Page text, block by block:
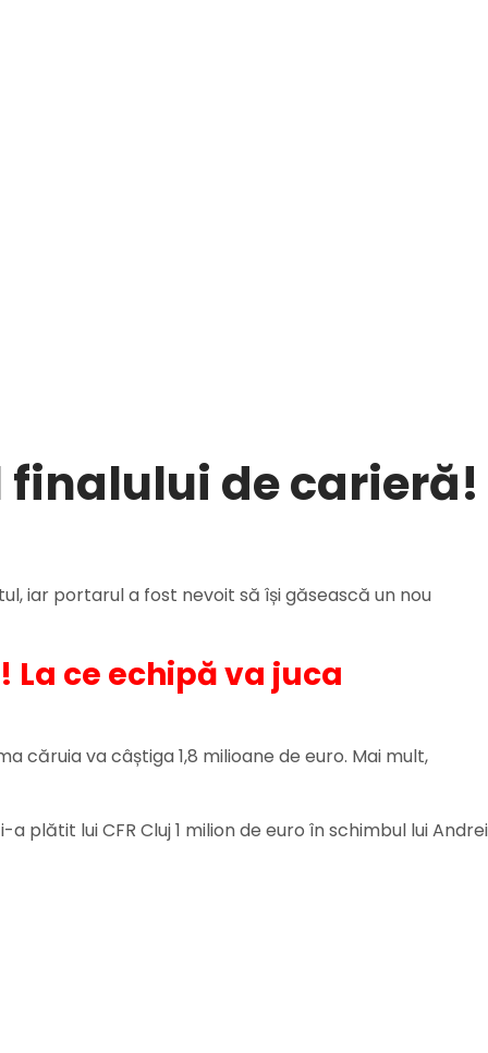
de carieră!
iar portarul a fost nevoit să își găsească un nou
ce echipă va juca
căruia va câștiga 1,8 milioane de euro. Mai mult,
lui CFR Cluj 1 milion de euro în schimbul lui Andrei